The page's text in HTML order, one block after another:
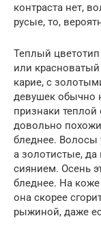
контраста нет,
русые, то,
Теплый
или
карие, с
девушек обычно
признаки
довольно
бледнее. Волосы
а золотистые,
сиянием. Осень
бледнее. На
она скорее
рыжиной, даже